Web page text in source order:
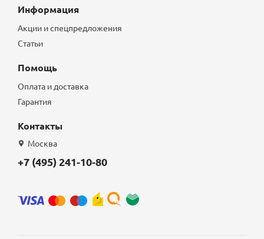
Информация
Акции и спецпредложения
Статьи
Помощь
Оплата и доставка
Гарантия
Контакты
Москва
+7 (495) 241-10-80